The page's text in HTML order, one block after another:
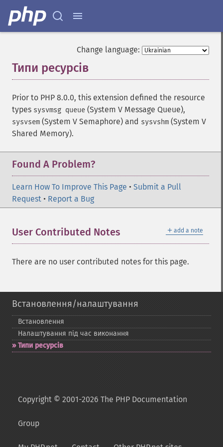
Change language:
Типи ресурсів
Prior to PHP 8.0.0, this extension defined the resource
types sysvmsg queue (System V Message Queue),
sysvsem (System V Semaphore) and sysvshm (System V
Shared Memory).
Found A Problem?
Learn How To Improve This Page • Submit a Pull
Request • Report a Bug
＋ add a note
User Contributed Notes
There are no user contributed notes for this page.
Встановлення/налаштування
Встановлення
Налаштування під час виконання
Типи ресурсів
Copyright © 2001-2026 The PHP Documentation
Group